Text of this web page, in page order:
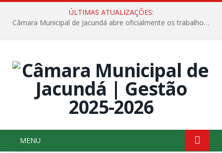
ÚLTIMAS ATUALIZAÇÕES:
Câmara Municipal de Jacundá abre oficialmente os trabalhos legislativos de 2026
MENU